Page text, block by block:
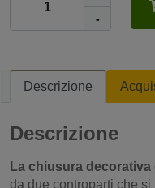
-
Descrizione
Descrizione
La chiusura decorativa
da due controparti che